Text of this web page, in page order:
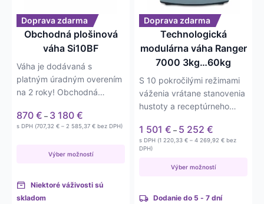
Doprava zdarma
Obchodná plošinová
váha Si10BF
Váha je dodávaná s
platným úradným overením
na 2 roky! Obchodná
870 € – 3 180 €
range:
3 180 €
s DPH (707,32 € – 2 585,37 €Price
bez DPH)
Výber možností
môžete
vybrať
produktu.
Niektoré váživosti sú
skladom
Doprava zdarma
Technologická
modulárna váha Ranger
7000 3kg…60kg
S 10 pokročilými režimami
váženia vrátane stanovenia
hustoty a receptúrneho
1 501 € – 5 252 €
range:
5 252 €
s DPH (1 220,33 € – 4 269,92 €Price
bez
DPH)
Výber možností
môžete
vybrať
stránke
produktu.
Dodanie do 5 - 7 dní